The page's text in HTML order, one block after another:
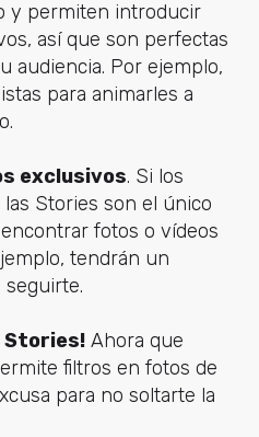
y permiten introducir
así que son perfectas
audiencia. Por ejemplo,
para animarles a
exclusivos. Si los
Stories son el único
fotos o vídeos
tendrán un
Stories!Ahora que
filtros en fotos de
para no soltarte la